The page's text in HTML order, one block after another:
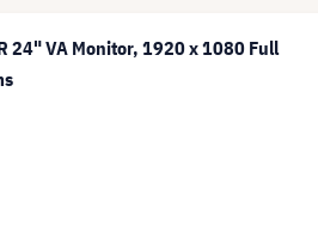
24" VA Monitor, 1920 x 1080 Full